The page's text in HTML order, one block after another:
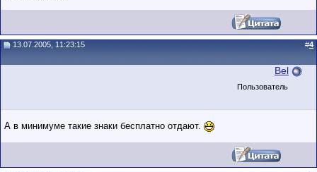
13.07.2005, 11:23:15 #4
Bel
Пользователь
А в минимуме такие знаки бесплатно отдают.